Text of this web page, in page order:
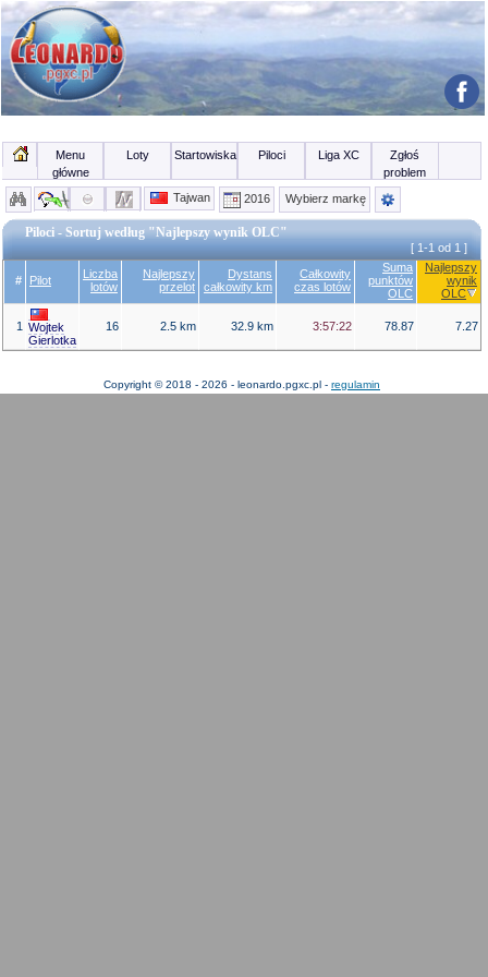
Menu
główne
Loty Startowiska Piloci Liga XC
Zgłoś
problem
Tajwan
2016 Wybierz markę
Piloci - Sortuj według "Najlepszy wynik OLC"
[ 1-1 od 1 ]
# Pilot
Liczba
lotów
Najlepszy
przelot
Dystans
całkowity km
Całkowity
czas lotów
Suma
punktów
OLC
Najlepszy
wynik
OLC
1 Wojtek
Gierlotka
16 2.5 km 32.9 km 3:57:22 78.87 7.27
Copyright © 2018 - 2026 - leonardo.pgxc.pl - regulamin